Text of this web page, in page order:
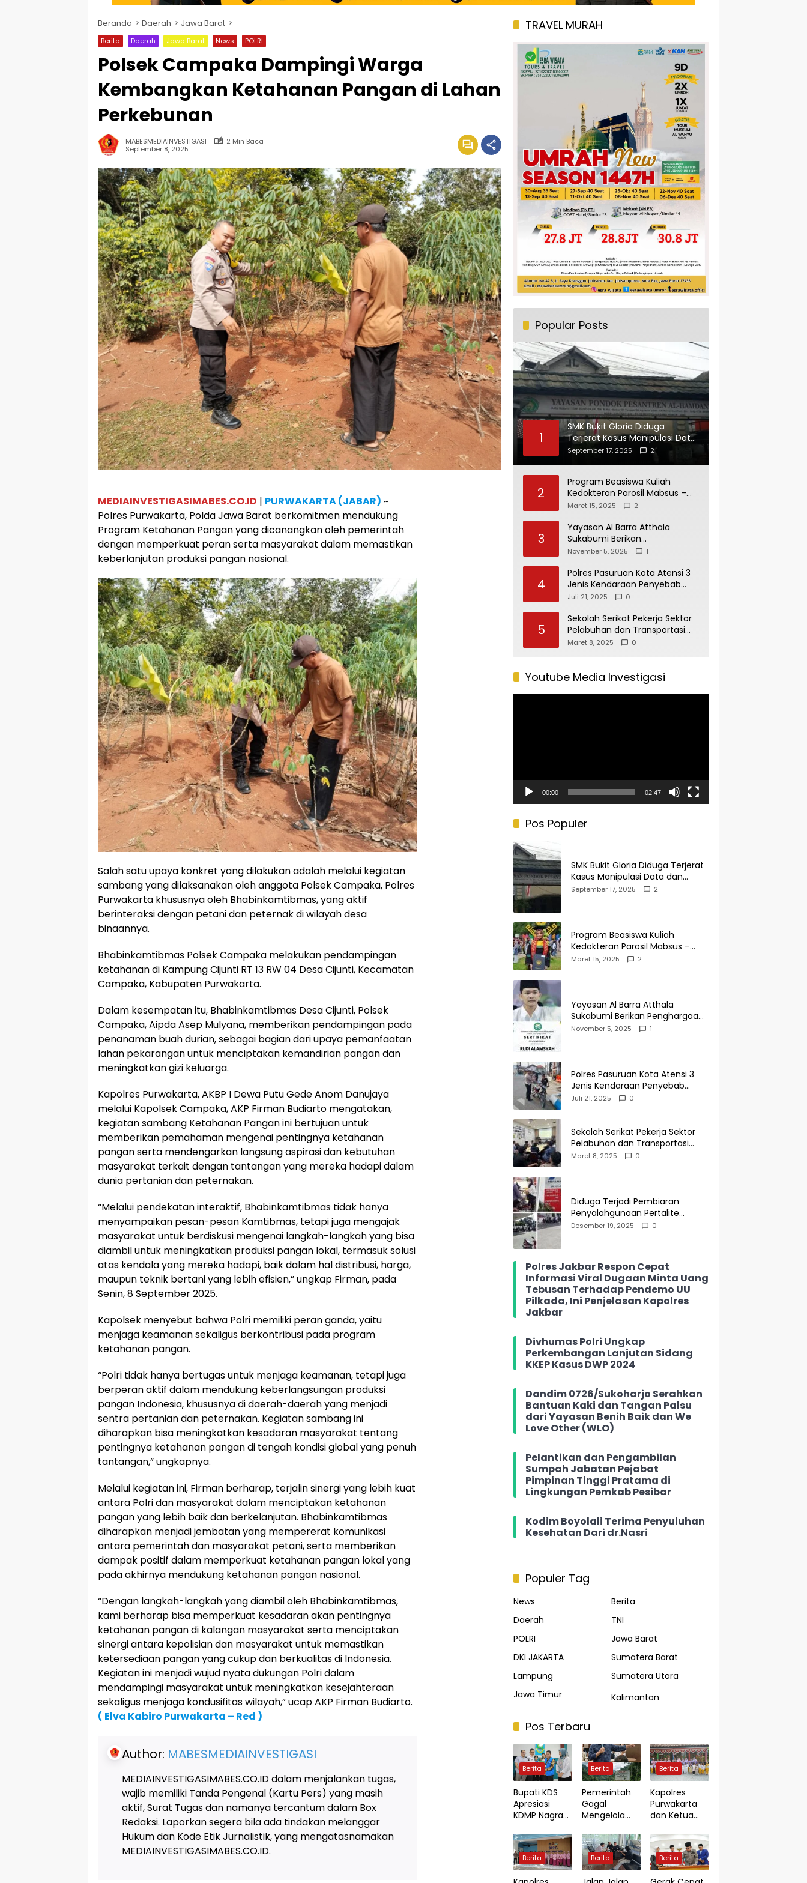
Beranda Daerah Jawa Barat
Berita Daerah Jawa Barat News POLRI
Polsek Campaka Dampingi Warga
Kembangkan Ketahanan Pangan di Lahan
Perkebunan
MABESMEDIAINVESTIGASI
2 Min Baca
September 8, 2025
MEDIAINVESTIGASIMABES.CO.ID | PURWAKARTA (JABAR) ~
Polres Purwakarta, Polda Jawa Barat berkomitmen mendukung
Program Ketahanan Pangan yang dicanangkan oleh pemerintah
dengan memperkuat peran serta masyarakat dalam memastikan
keberlanjutan produksi pangan nasional.
Salah satu upaya konkret yang dilakukan adalah melalui kegiatan
sambang yang dilaksanakan oleh anggota Polsek Campaka, Polres
Purwakarta khususnya oleh Bhabinkamtibmas, yang aktif
berinteraksi dengan petani dan peternak di wilayah desa
binaannya.
Bhabinkamtibmas Polsek Campaka melakukan pendampingan
ketahanan di Kampung Cijunti RT 13 RW 04 Desa Cijunti, Kecamatan
Campaka, Kabupaten Purwakarta.
Dalam kesempatan itu, Bhabinkamtibmas Desa Cijunti, Polsek
Campaka, Aipda Asep Mulyana, memberikan pendampingan pada
penanaman buah durian, sebagai bagian dari upaya pemanfaatan
lahan pekarangan untuk menciptakan kemandirian pangan dan
meningkatkan gizi keluarga.
Kapolres Purwakarta, AKBP I Dewa Putu Gede Anom Danujaya
melalui Kapolsek Campaka, AKP Firman Budiarto mengatakan,
kegiatan sambang Ketahanan Pangan ini bertujuan untuk
memberikan pemahaman mengenai pentingnya ketahanan
pangan serta mendengarkan langsung aspirasi dan kebutuhan
masyarakat terkait dengan tantangan yang mereka hadapi dalam
dunia pertanian dan peternakan.
“Melalui pendekatan interaktif, Bhabinkamtibmas tidak hanya
menyampaikan pesan-pesan Kamtibmas, tetapi juga mengajak
masyarakat untuk berdiskusi mengenai langkah-langkah yang bisa
diambil untuk meningkatkan produksi pangan lokal, termasuk solusi
atas kendala yang mereka hadapi, baik dalam hal distribusi, harga,
maupun teknik bertani yang lebih efisien,” ungkap Firman, pada
Senin, 8 September 2025.
Kapolsek menyebut bahwa Polri memiliki peran ganda, yaitu
menjaga keamanan sekaligus berkontribusi pada program
ketahanan pangan.
“Polri tidak hanya bertugas untuk menjaga keamanan, tetapi juga
berperan aktif dalam mendukung keberlangsungan produksi
pangan Indonesia, khususnya di daerah-daerah yang menjadi
sentra pertanian dan peternakan. Kegiatan sambang ini
diharapkan bisa meningkatkan kesadaran masyarakat tentang
pentingnya ketahanan pangan di tengah kondisi global yang penuh
tantangan,” ungkapnya.
Melalui kegiatan ini, Firman berharap, terjalin sinergi yang lebih kuat
antara Polri dan masyarakat dalam menciptakan ketahanan
pangan yang lebih baik dan berkelanjutan. Bhabinkamtibmas
diharapkan menjadi jembatan yang mempererat komunikasi
antara pemerintah dan masyarakat petani, serta memberikan
dampak positif dalam memperkuat ketahanan pangan lokal yang
pada akhirnya mendukung ketahanan pangan nasional.
“Dengan langkah-langkah yang diambil oleh Bhabinkamtibmas,
kami berharap bisa memperkuat kesadaran akan pentingnya
ketahanan pangan di kalangan masyarakat serta menciptakan
sinergi antara kepolisian dan masyarakat untuk memastikan
ketersediaan pangan yang cukup dan berkualitas di Indonesia.
Kegiatan ini menjadi wujud nyata dukungan Polri dalam
mendampingi masyarakat untuk meningkatkan kesejahteraan
sekaligus menjaga kondusifitas wilayah,” ucap AKP Firman Budiarto.
( Elva Kabiro Purwakarta – Red )
Author: MABESMEDIAINVESTIGASI
MEDIAINVESTIGASIMABES.CO.ID dalam menjalankan tugas,
wajib memiliki Tanda Pengenal (Kartu Pers) yang masih
aktif, Surat Tugas dan namanya tercantum dalam Box
Redaksi. Laporkan segera bila ada tindakan melanggar
Hukum dan Kode Etik Jurnalistik, yang mengatasnamakan
MEDIAINVESTIGASIMABES.CO.ID.
TRAVEL MURAH
Popular Posts
1
SMK Bukit Gloria Diduga
Terjerat Kasus Manipulasi Data
dan Pelaporan Palsu Untuk
September 17, 2025 2
2
Program Beasiswa Kuliah
Kedokteran Parosil Mabsus –
Mad Hasnurin Kini Menuai Hasil.
Maret 15, 2025 2
3
Yayasan Al Barra Atthala
Sukabumi Berikan
Penghargaan Kepada Rudi
dan Kemasyarakatan
November 5, 2025 1
4
Polres Pasuruan Kota Atensi 3
Jenis Kendaraan Penyebab
Kecelakaan di Operasi Patuh
Juli 21, 2025 0
5
Sekolah Serikat Pekerja Sektor
Pelabuhan dan Transportasi
Indonesia Agenda Buka Puasa
Maret 8, 2025 0
Youtube Media Investigasi
00:00 02:47
Pos Populer
SMK Bukit Gloria Diduga Terjerat
Kasus Manipulasi Data dan
Pelaporan Palsu Untuk
September 17, 2025 2
Program Beasiswa Kuliah
Kedokteran Parosil Mabsus –
Mad Hasnurin Kini Menuai Hasil.
Maret 15, 2025 2
Yayasan Al Barra Atthala
Sukabumi Berikan Penghargaan
Kepada Rudi Alamsyah Atas
November 5, 2025 1
Polres Pasuruan Kota Atensi 3
Jenis Kendaraan Penyebab
Kecelakaan di Operasi Patuh
Juli 21, 2025 0
Sekolah Serikat Pekerja Sektor
Pelabuhan dan Transportasi
Indonesia Agenda Buka Puasa
Maret 8, 2025 0
Diduga Terjadi Pembiaran
Penyalahgunaan Pertalite
Subsidi di SPBU 34-135.05
Desember 19, 2025 0
Polres Jakbar Respon Cepat
Informasi Viral Dugaan Minta Uang
Tebusan Terhadap Pendemo UU
Pilkada, Ini Penjelasan Kapolres
Jakbar
Divhumas Polri Ungkap
Perkembangan Lanjutan Sidang
KKEP Kasus DWP 2024
Dandim 0726/Sukoharjo Serahkan
Bantuan Kaki dan Tangan Palsu
dari Yayasan Benih Baik dan We
Love Other (WLO)
Pelantikan dan Pengambilan
Sumpah Jabatan Pejabat
Pimpinan Tinggi Pratama di
Lingkungan Pemkab Pesibar
Kodim Boyolali Terima Penyuluhan
Kesehatan Dari dr.Nasri
Populer Tag
News
Berita
Daerah
TNI
POLRI
Jawa Barat
DKI JAKARTA
Sumatera Barat
Lampung
Sumatera Utara
Jawa Timur
Kalimantan
Pos Terbaru
Berita
Bupati KDS
Apresiasi
KDMP Nagrak
Sama
Dengan BPJS
Ketenagakerj
aan
Berita
Pemerintah
Gagal
Mengelola
n Rakyat
Guna
Meningkatkan
Perekonomia
Berita
Kapolres
Purwakarta
dan Ketua
Cabang
Purwakarta
Kunjungi TK
Kemala
Berita Berita Berita